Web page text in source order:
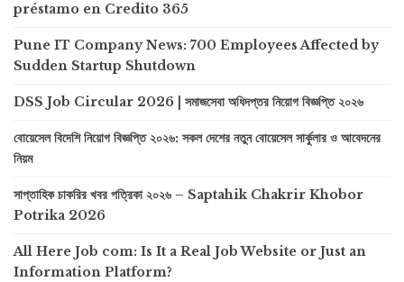
préstamo en Credito 365
Pune IT Company News: 700 Employees Affected by
Sudden Startup Shutdown
DSS Job Circular 2026 | সমাজসেবা অধিদপ্তর নিয়োগ বিজ্ঞপ্তি ২০২৬
বোয়েসেল বিদেশি নিয়োগ বিজ্ঞপ্তি ২০২৬: সকল দেশের নতুন বোয়েসেল সার্কুলার ও আবেদনের
নিয়ম
সাপ্তাহিক চাকরির খবর পত্রিকা ২০২৬ – Saptahik Chakrir Khobor
Potrika 2026
All Here Job com: Is It a Real Job Website or Just an
Information Platform?